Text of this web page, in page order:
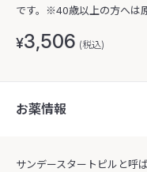
です。※40歳以上の方へは
¥3,506 (税込)
お薬情報
サンデースタートピルと呼